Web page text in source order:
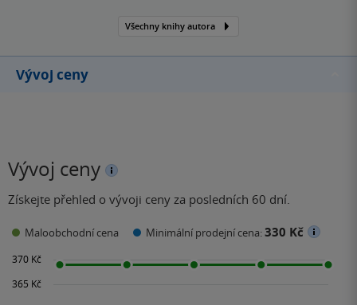
situacemi. Debutovala
nejvíce se zapsala do…
Všechny knihy autora
Vývoj ceny
Vývoj ceny
Získejte přehled o vývoji ceny za posledních 60 dní.
Maloobchodní cena Minimální prodejní cena:330 Kč